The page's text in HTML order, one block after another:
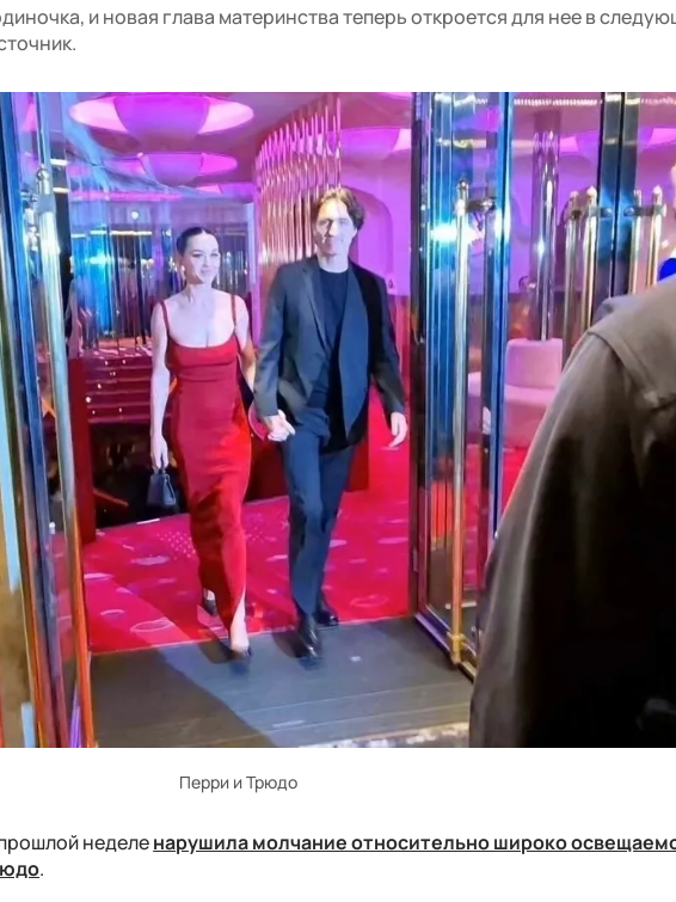
и новая глава материнства теперь откроется для нее в
Перри и Трюдо
неделенарушила молчание относительно широко
.